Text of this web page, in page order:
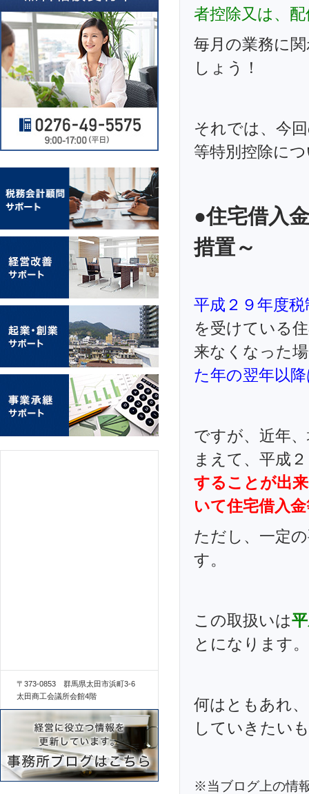
者控除又は、
毎月の業務に
しょう！
それでは、今
等特別控除に
●住宅借入
措置～
平成２９年度
を受けている
来なくなった
た年の翌年以
ですが、近年
まえて、平成
することが出
いて住宅借入
ただし、一定
す。
この取扱いは
とになります。
何はともあれ
していきたい
※当ブログ上の情
〒373-0853 群馬県太田市浜町3-6
太田商工会議所会館4階